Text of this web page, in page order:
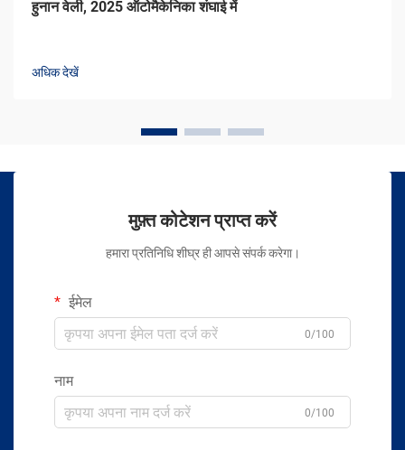
हुनान वेली, 2025 ऑटोमैकेनिका शंघाई में
अधिक देखें
मुफ़्त कोटेशन प्राप्त करें
हमारा प्रतिनिधि शीघ्र ही आपसे संपर्क करेगा।
ईमेल
0/100
नाम
0/100